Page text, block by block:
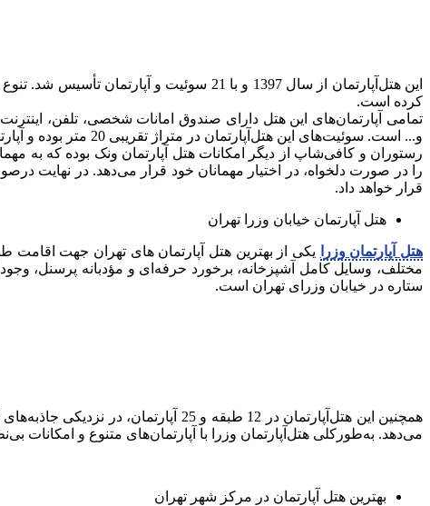
این هتل‌آپارتمان از سال 1397 و با 21
کرده است.
تمامی آپارتمان‌های این هتل دارای صندوق امانات شخصی، تلفن،
و... است. سوئیت‌های این هتل‌آپارتمان در متراژ تقریبی 20 متر بوده و آپارتمان‌های این هتل نیز، حدود 35 مترمربع هستند.
رستوران و کافی‌شاپ از دیگر امکانات هتل‌ آپارتمان ونک بوده که به
را در صورت دلخواه، در اختیار مهمانان خود قرار می‌دهد. در نهایت
قرار خواهد داد.
هتل‌ آپارتمان خیابان وزرا تهران
هتل‌ آپارتمان وزرا
یکی از بهترین هتل‌ آپارتمان‌ های تهران جهت اقامت
ستاره در خیابان وزرای تهران است.
همچنین این هتل‌آپارتمان در 12
می‌دهد. به‌طورکلی هتل‌آپارتمان وزرا با آپارتمان‌های متنوع و
بهترین هتل‌ آپارتمان در مرکز شهر تهران